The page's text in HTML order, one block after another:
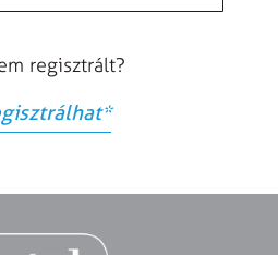
regisztrált?
*